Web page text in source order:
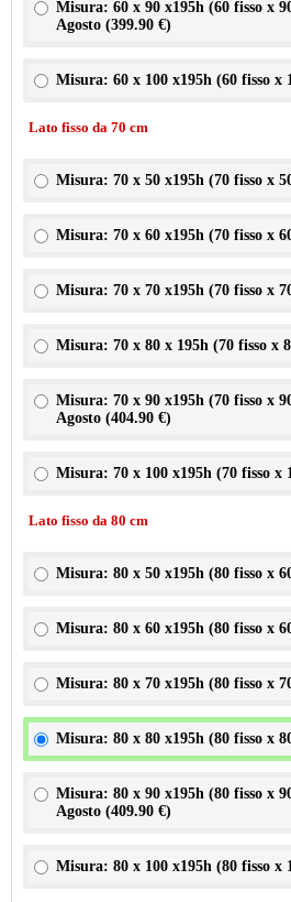
Misura: 60 x 90 x195h (60 fisso x
Agosto (399.90 €)
Misura: 60 x 100 x195h (60 fisso x
Lato fisso da 70 cm
Misura: 70 x 50 x195h (70 fisso x
Misura: 70 x 60 x195h (70 fisso x
Misura: 70 x 70 x195h (70 fisso x
Misura: 70 x 80 x 195h (70 fisso x
Misura: 70 x 90 x195h (70 fisso x
Agosto (404.90 €)
Misura: 70 x 100 x195h (70 fisso x
Lato fisso da 80 cm
Misura: 80 x 50 x195h (80 fisso x
Misura: 80 x 60 x195h (80 fisso x
Misura: 80 x 70 x195h (80 fisso x
Misura: 80 x 80 x195h (80 fisso x
Misura: 80 x 90 x195h (80 fisso x
Agosto (409.90 €)
Misura: 80 x 100 x195h (80 fisso x